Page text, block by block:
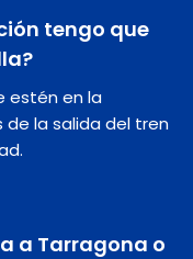
tengo que
estén en la
la salida del tren
a Tarragona o